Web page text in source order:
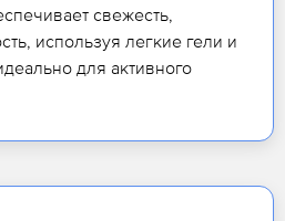
свежесть,
используя легкие гели и
для активного